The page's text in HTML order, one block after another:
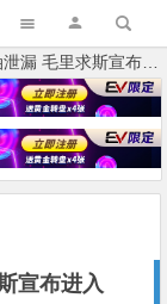
斯宣布进入“环境紧急状态”
宣布进入